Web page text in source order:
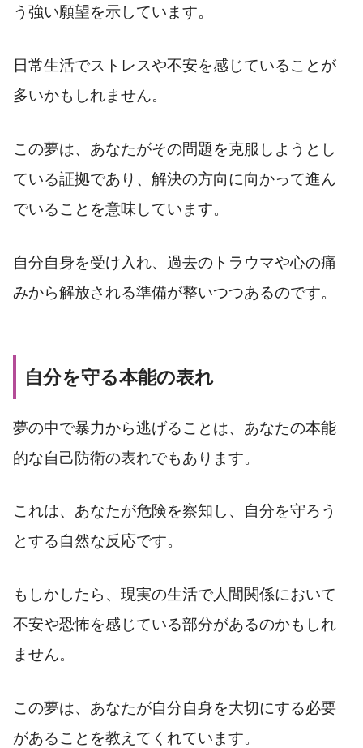
う強い願望を示しています。
日常生活でストレスや不安を感じていることが
多いかもしれません。
この夢は、あなたがその問題を克服しようとし
ている証拠であり、解決の方向に向かって進ん
でいることを意味しています。
自分自身を受け入れ、過去のトラウマや心の痛
みから解放される準備が整いつつあるのです。
自分を守る本能の表れ
夢の中で暴力から逃げることは、あなたの本能
的な自己防衛の表れでもあります。
これは、あなたが危険を察知し、自分を守ろう
とする自然な反応です。
もしかしたら、現実の生活で人間関係において
不安や恐怖を感じている部分があるのかもしれ
ません。
この夢は、あなたが自分自身を大切にする必要
があることを教えてくれています。